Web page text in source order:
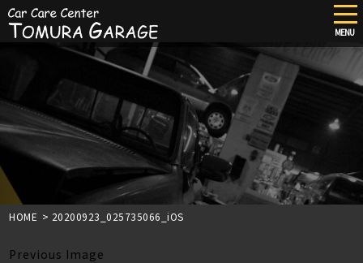
content
MENU
HOME > 20200923_025735066_iOS
Previous Image